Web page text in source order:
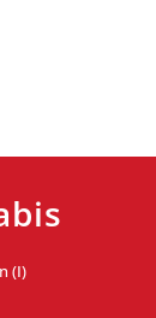
(I)